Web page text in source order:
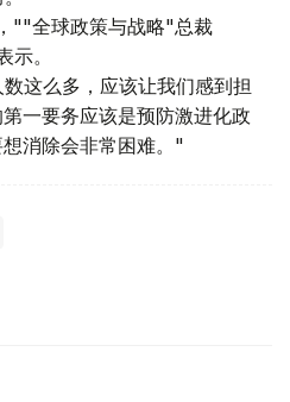
""全球政策与战略"总裁
。
这么多，应该让我们感到担
一要务应该是预防激进化政
消除会非常困难。"